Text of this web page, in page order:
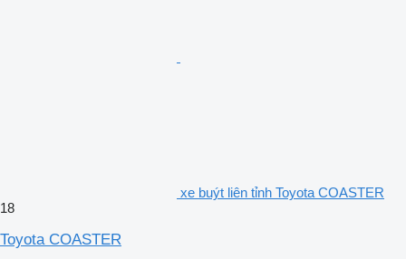
xe buýt liên tỉnh Toyota COASTER
18
Toyota COASTER